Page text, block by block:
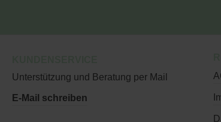
Unterstützung und Beratung per Mail
E-Mail schreiben